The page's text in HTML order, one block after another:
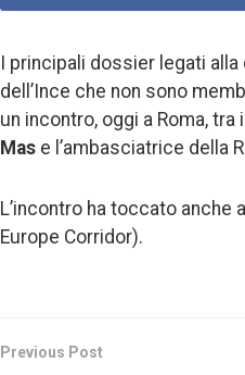
I principali dossier legati alla
dell’Ince che non sono
un incontro, oggi a Roma,
Mas e l’ambasciatrice della
L’incontro ha toccato anche
Europe Corridor).
Previous Post